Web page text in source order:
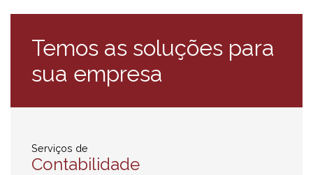
Temos as soluções para
sua empresa
Serviços de
Contabilidade